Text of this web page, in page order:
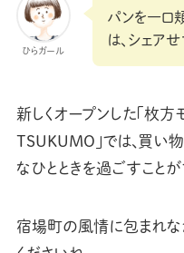
ひらガール
パンを一口
は、シェア
新しくオープンした「枚
TSUKUMO」では、買い
なひとときを過ごすことが
宿場町の風情に包まれな